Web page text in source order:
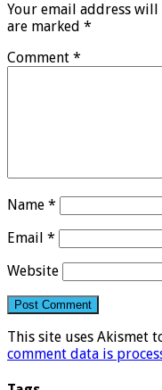
Your email address
are marked *
Comment *
Name *
Email *
Website
This site uses Akismet
comment data is